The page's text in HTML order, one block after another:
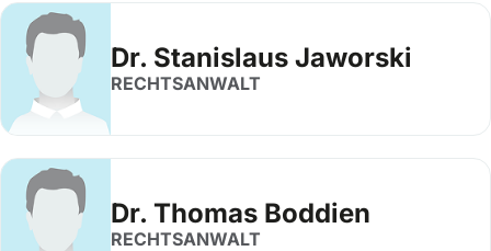
Dr. Stanislaus Jaworski
RECHTSANWALT
Dr. Thomas Boddien
RECHTSANWALT